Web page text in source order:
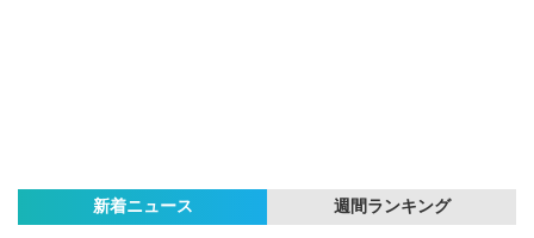
新着ニュース 週間ランキング